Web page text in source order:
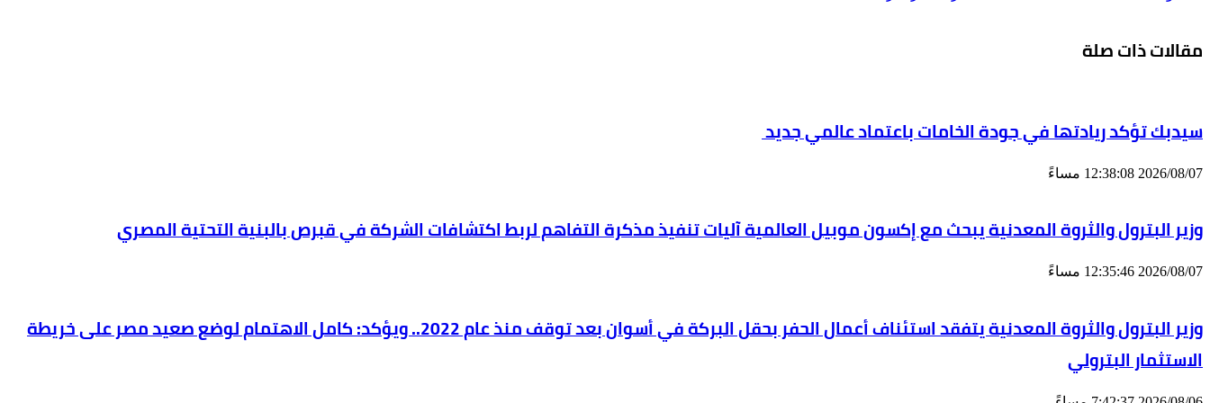
مقالات ذات صلة
سيدبك تؤكد ريادتها في جودة الخامات باعتماد عالمي جديد
2026/08/07 12:38:08 مساءً
وزير البترول والثروة المعدنية يبحث مع إكسون موبيل العالمية آليات تنفيذ مذكرة التفاهم لربط اكتشافات الشركة في قبرص بالبنية التحتية المصري
2026/08/07 12:35:46 مساءً
وزير البترول والثروة المعدنية يتفقد استئناف أعمال الحفر بحقل البركة في أسوان بعد توقف منذ عام 2022.. ويؤكد: كامل الاهتمام لوضع صعيد مصر على خريطة
الاستثمار البترولي